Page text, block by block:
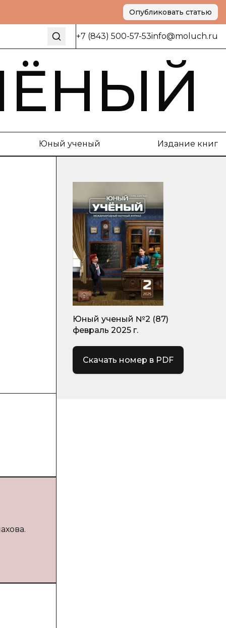
Опубликовать статью
+7 (843) 500-57-53info@moluch.ru
Юный ученый Издание книг
Юный ученый №2 (87)
февраль 2025 г.
Скачать номер в PDF